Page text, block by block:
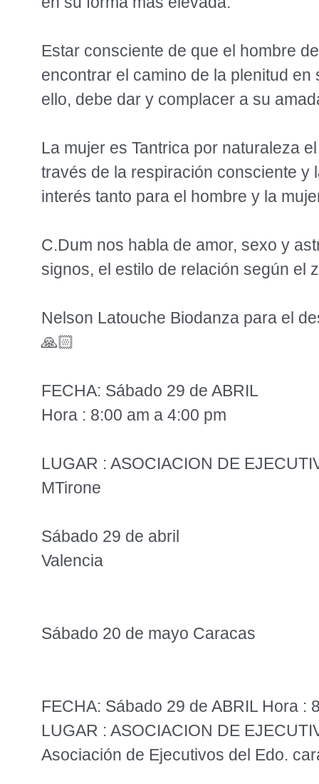
Estar consciente de que el hombre
encontrar el camino de la plenitud
ello, debe dar y complacer a su
La mujer es Tantrica por naturaleza
través de la respiración consciente y
interés tanto para el hombre y la
C.Dum nos habla de amor, sexo y
signos, el estilo de relación según el
Nelson Latouche Biodanza para el
🙏🏻
FECHA: Sábado 29 de ABRIL
Hora : 8:00 am a 4:00 pm
LUGAR : ASOCIACION DE
MTirone
Sábado 29 de abril
Valencia
Sábado 20 de mayo Caracas
FECHA: Sábado 29 de ABRIL Hora :
LUGAR : ASOCIACION DE
Asociación de Ejecutivos del Edo.